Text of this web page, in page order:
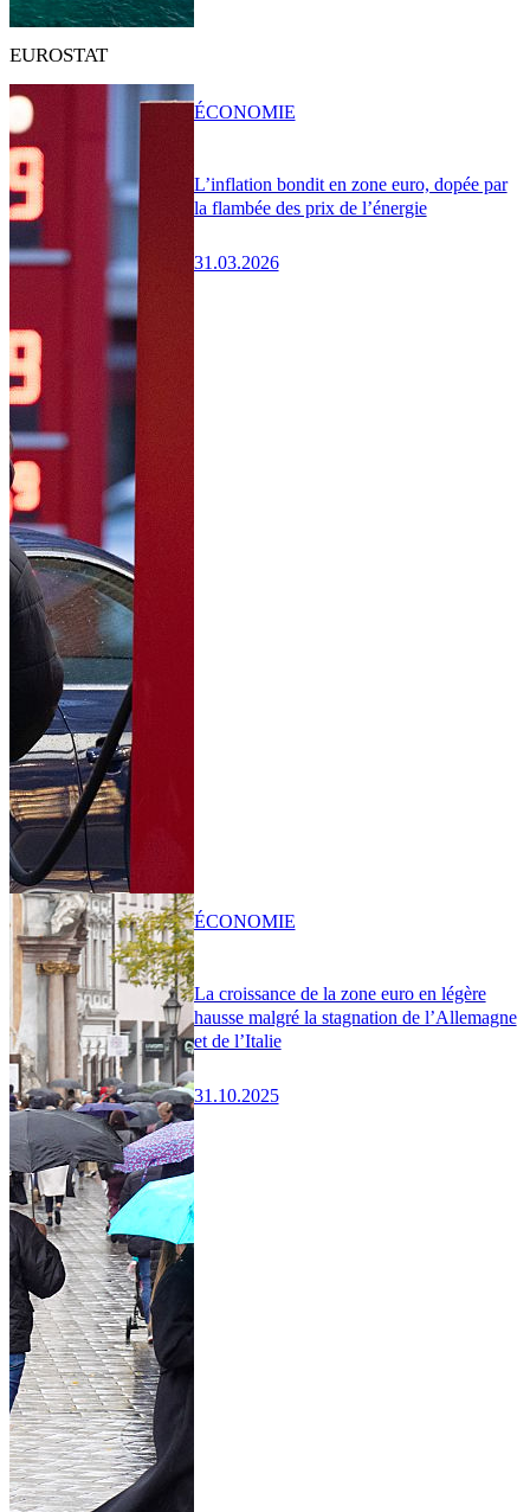
EUROSTAT
L’inflation bondit en zone euro, dopée par
la flambée des prix de l’énergie
31.03.2026
ÉCONOMIE
La croissance de la zone euro en légère
hausse malgré la stagnation de l’Allemagne
et de l’Italie
31.10.2025
ÉCONOMIE